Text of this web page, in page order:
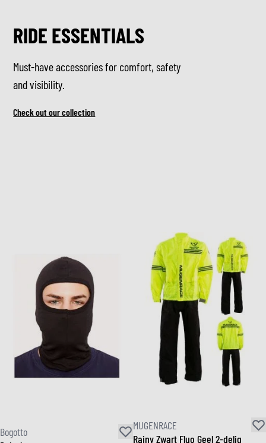
RIDE ESSENTIALS
Must-have accessories for comfort, safety
and visibility.
Check out our collection
Bogotto
MUGENRACE
Rainy Zwart Fluo Geel 2-delig